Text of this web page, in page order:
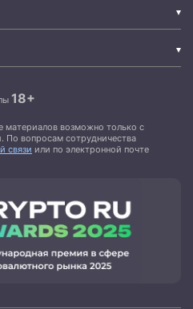
18+
материалов возможно только с
По вопросам сотрудничества
связи или по электронной почте